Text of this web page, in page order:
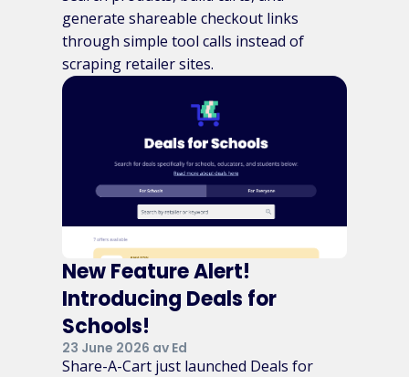
generate shareable checkout links
through simple tool calls instead of
scraping retailer sites.
New Feature Alert!
Introducing Deals for
Schools!
23 June 2026 av Ed
Share-A-Cart just launched Deals for